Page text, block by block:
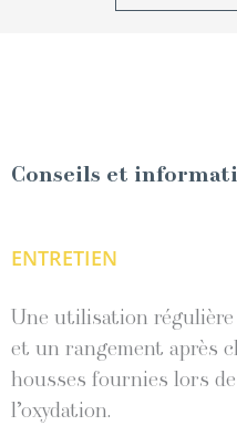
Conseils et
ENTRETIEN
Une utilisation régulière
et un rangement après
housses fournies lors
l’oxydation.